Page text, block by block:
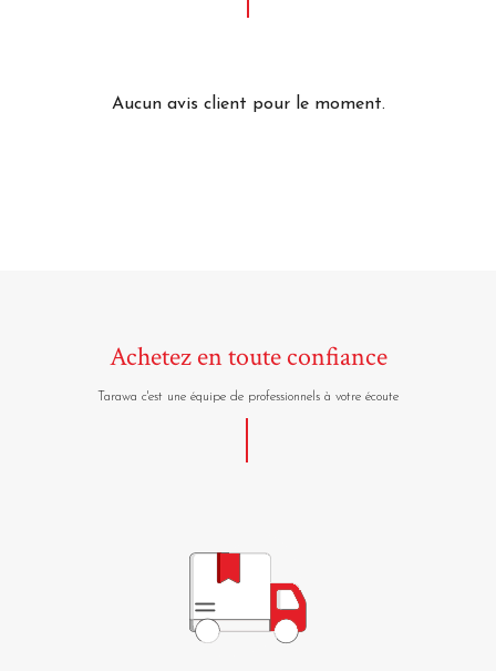
Aucun avis client pour le moment.
Achetez en toute confiance
Tarawa c'est une équipe de professionnels à votre écoute